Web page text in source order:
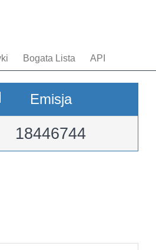
Bogata Lista API
Emisja
18446744